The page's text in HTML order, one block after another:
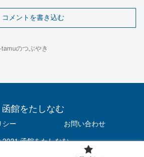
コメントを書き込む
のつぶやき
函館をたしなむ
シー
お問い合わせ
函館をたしなむ.